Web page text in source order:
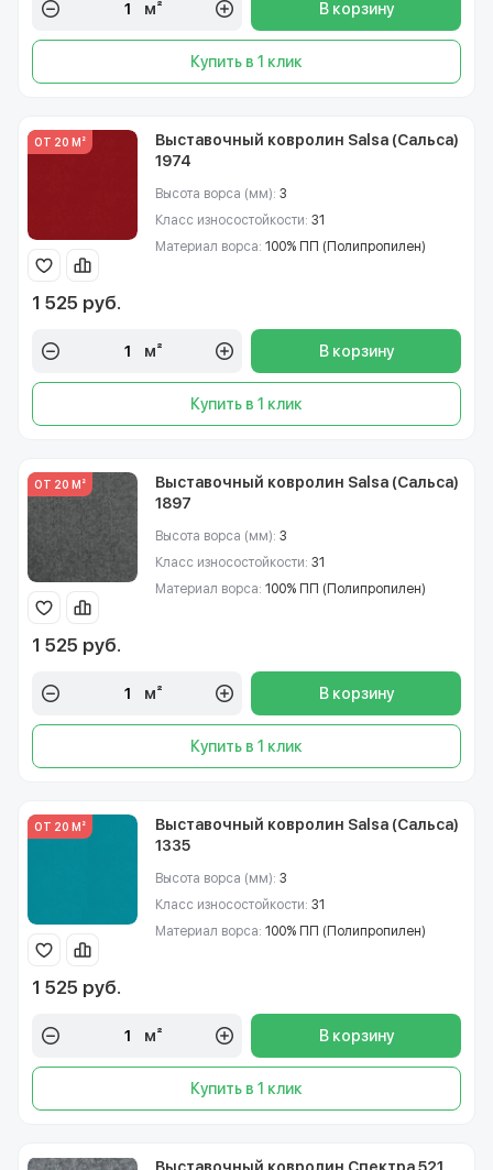
м² В корзину
Купить в 1 клик
ОТ 20 М²
Выставочный ковролин Salsa (Сальса)
1974
Высота ворса (мм): 3
Класс износостойкости: 31
Материал ворса: 100% ПП (Полипропилен)
1 525 руб.
м² В корзину
Купить в 1 клик
ОТ 20 М²
Выставочный ковролин Salsa (Сальса)
1897
Высота ворса (мм): 3
Класс износостойкости: 31
Материал ворса: 100% ПП (Полипропилен)
1 525 руб.
м² В корзину
Купить в 1 клик
ОТ 20 М²
Выставочный ковролин Salsa (Сальса)
1335
Высота ворса (мм): 3
Класс износостойкости: 31
Материал ворса: 100% ПП (Полипропилен)
1 525 руб.
м² В корзину
Купить в 1 клик